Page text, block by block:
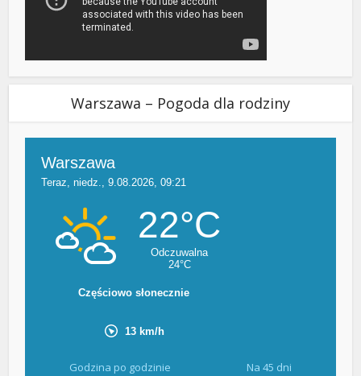
Warszawa – Pogoda dla rodziny
Godzina po godzinie Na 45 dni